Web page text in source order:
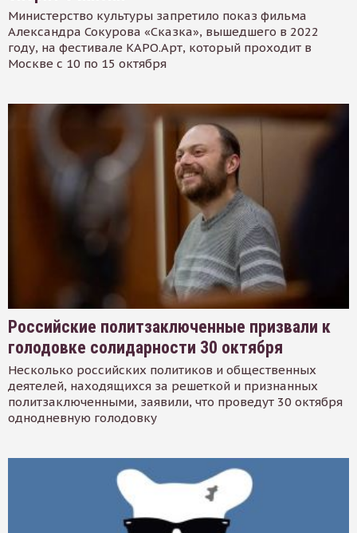
Министерство культуры запретило показ фильма
Александра Сокурова «Сказка», вышедшего в 2022
году, на фестивале КАРО.Арт, который проходит в
Москве с 10 по 15 октября
Российские политзаключенные призвали к
голодовке солидарности 30 октября
Несколько российских политиков и общественных
деятелей, находящихся за решеткой и признанных
политзаключенными, заявили, что проведут 30 октября
однодневную голодовку